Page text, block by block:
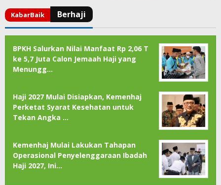
BPKH Salurkan Nilai Manfaat Rp 2,06 T
ke 5,7 Juta Calon Jemaah Haji yang
Menungg…
Haji 2027 Mulai Disiapkan, Kemenhaj
Perketat Syarat Kesehatan untuk
Tekan Angka …
Kemenhaj Mulai Lakukan Tahapan
Operasional Penyelenggaraan Ibadah
Haji 2027, Ini…